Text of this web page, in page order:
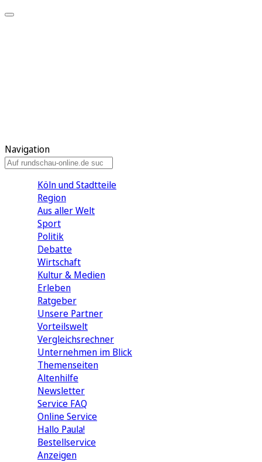
Navigation
Köln und Stadtteile
Region
Aus aller Welt
Sport
Politik
Debatte
Wirtschaft
Kultur & Medien
Erleben
Ratgeber
Unsere Partner
Vorteilswelt
Vergleichsrechner
Unternehmen im Blick
Themenseiten
Altenhilfe
Newsletter
Service FAQ
Online Service
Hallo Paula!
Bestellservice
Anzeigen